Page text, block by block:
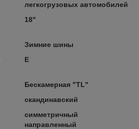
легкогрузовых автомобилей
18"
Зимние шины
E
Бескамерная "TL"
скандинавский
симметричный
направленный